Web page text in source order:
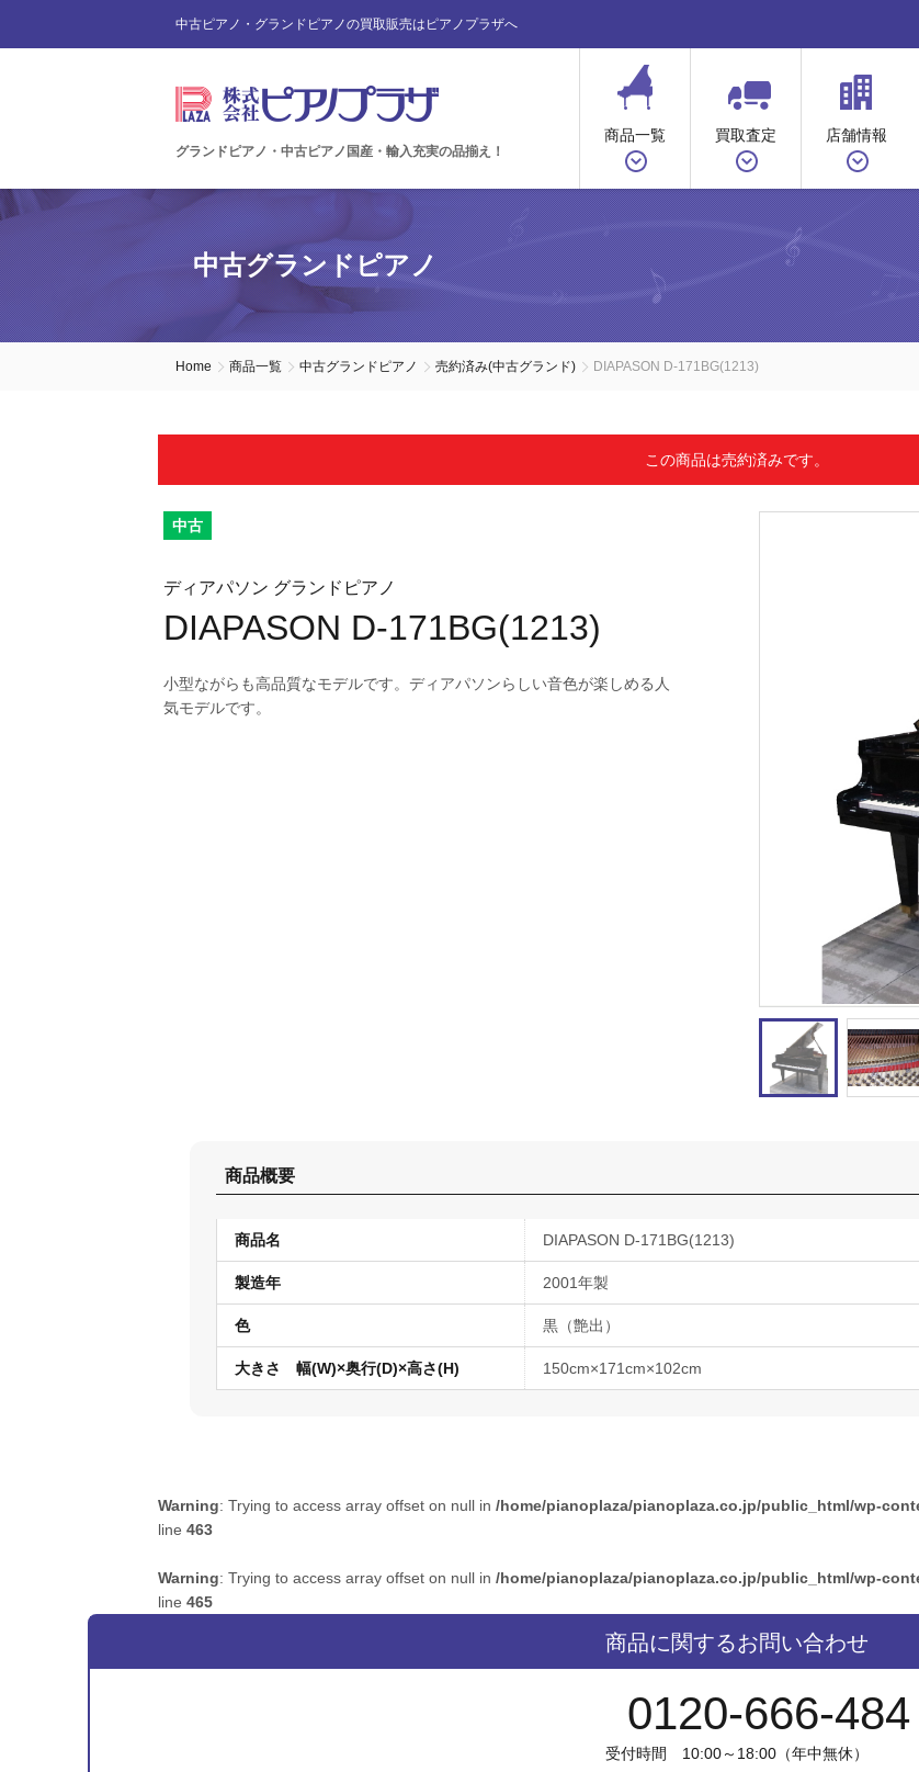
中古ピアノ・グランドピアノの買取販売はピアノプラザへ
グランドピアノ・中古ピアノ国産・輸入充実の品揃え！
商品一覧 買取査定 店舗情報
中古グランドピアノ
Home 商品一覧 中古グランドピアノ 売約済み(中古グランド) DIAPASON D-171BG(1213)
この商品は売約済みです。
中古
ディアパソン グランドピアノ
DIAPASON D-171BG(1213)
小型ながらも高品質なモデルです。ディアパソンらしい音色が楽しめる人
気モデルです。
商品概要
商品名 DIAPASON D-171BG(1213)
製造年 2001年製
色 黒（艶出）
大きさ 幅(W)×奥行(D)×高さ(H) 150cm×171cm×102cm
Warning: Trying to access array offset on null in /home/pianoplaza/pianoplaza.co.jp/public_html/wp-
line 463
Warning: Trying to access array offset on null in /home/pianoplaza/pianoplaza.co.jp/public_html/wp-
line 465
商品に関するお問い合わせ
0120-666-484
受付時間 10:00～18:00（年中無休）